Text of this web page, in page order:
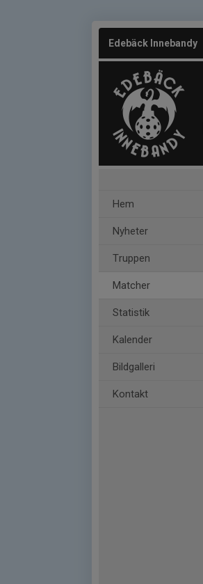
Edebäck Innebandy
Hem
Nyheter
Truppen
Matcher
Statistik
Kalender
Bildgalleri
Kontakt